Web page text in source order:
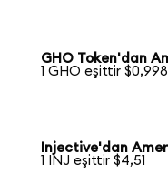
GHO Token'dan
1 GHO eşittir $0,998
Injective'dan
1 INJ eşittir $4,51